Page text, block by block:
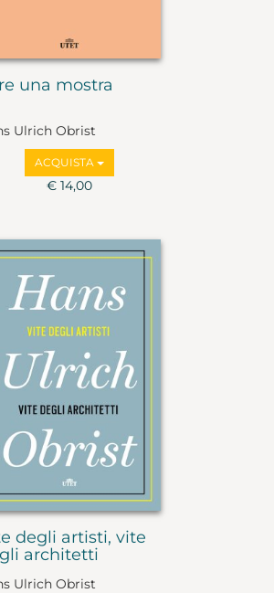
una mostra
Ulrich Obrist
ACQUISTA
€ 14,00
degli artisti, vite
architetti
Ulrich Obrist